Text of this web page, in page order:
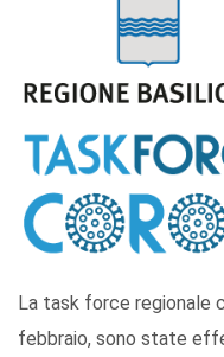
La task force regionale
febbraio, sono state